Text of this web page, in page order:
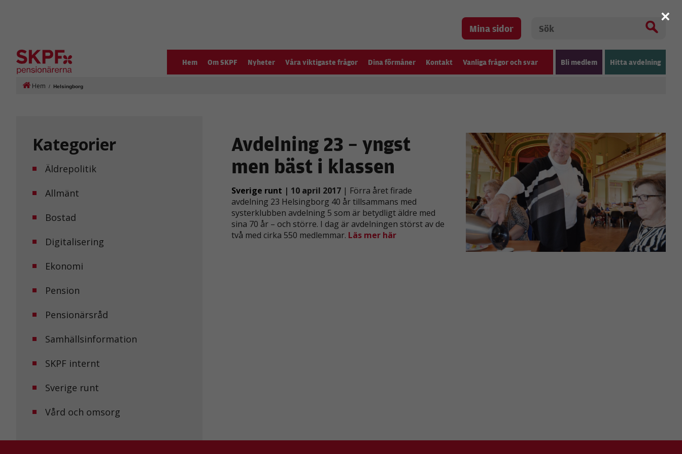
Mina sidor
Hem Om SKPF Nyheter Våra viktigaste frågor Dina förmåner Kontakt Vanliga frågor och svar Bli medlem Hitta avdelning
Hem / Helsingborg
Kategorier
Äldrepolitik
Allmänt
Bostad
Digitalisering
Ekonomi
Pension
Pensionärsråd
Samhällsinformation
SKPF internt
Sverige runt
Vård och omsorg
Avdelning 23 – yngst
men bäst i klassen
Sverige runt | 10 april 2017 | Förra året firade
avdelning 23 Helsingborg 40 år tillsammans med
systerklubben avdelning 5 som är betydligt äldre med
sina 70 år – och större. I dag är avdelningen störst av de
två med cirka 550 medlemmar. Läs mer här
×